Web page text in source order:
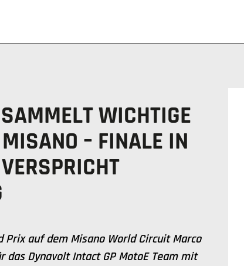
WICHTIGE
– FINALE IN
Prix auf dem Misano World Circuit Marco
das Dynavolt Intact GP MotoE Team mit